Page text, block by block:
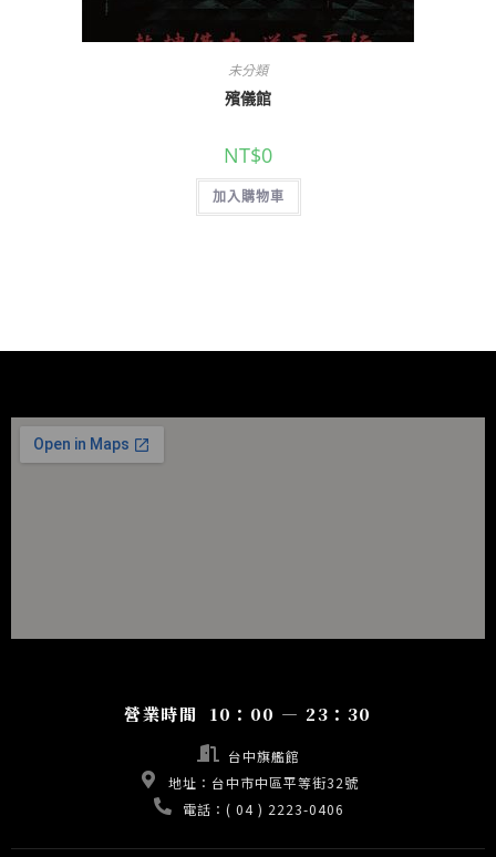
未分類
殯儀館
NT$0
加入購物車
營業時間 10：00 — 23：30
台中旗艦館
地址：台中市中區平等街32號
電話：( 04 ) 2223-0406